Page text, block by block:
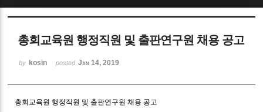
총회교육원 행정직원 및 출판연구원 채용 공고
by kosin posted Jan 14, 2019
총회교육원 행정직원 및 출판연구원 채용 공고
Sketchbook5, 스케치북5